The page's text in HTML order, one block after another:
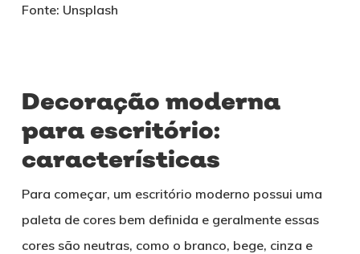
Fonte: Unsplash
Decoração moderna
para escritório:
características
Para começar, um escritório moderno possui uma
paleta de cores bem definida e geralmente essas
cores são neutras, como o branco, bege, cinza e